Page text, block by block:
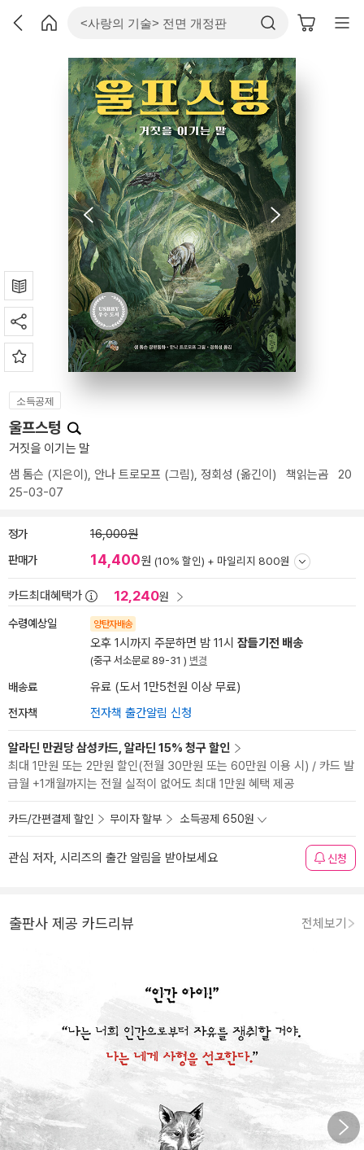
소득공제
울프스텅
거짓을 이기는 말
샘 톰슨 (지은이), 안나 트로모프 (그림), 정회성 (옮긴이) 책읽는곰 20
25-03-07
정가 16,000원
판매가 14,400원 (10% 할인) + 마일리지 800원
카드최대혜택가 12,240원
수령예상일 양탄자배송
오후 1시까지 주문하면 밤 11시 잠들기전 배송
(중구 서소문로 89-31 ) 변경
배송료 유료 (도서 1만5천원 이상 무료)
전자책 전자책 출간알림 신청
알라딘 만권당 삼성카드, 알라딘 15% 청구 할인
최대 1만원 또는 2만원 할인(전월 30만원 또는 60만원 이용 시) / 카드 발
급월 +1개월까지는 전월 실적이 없어도 최대 1만원 혜택 제공
카드/간편결제 할인 무이자 할부 소득공제 650원
관심 저자, 시리즈의 출간 알림을 받아보세요 신청
출판사 제공 카드리뷰 전체보기